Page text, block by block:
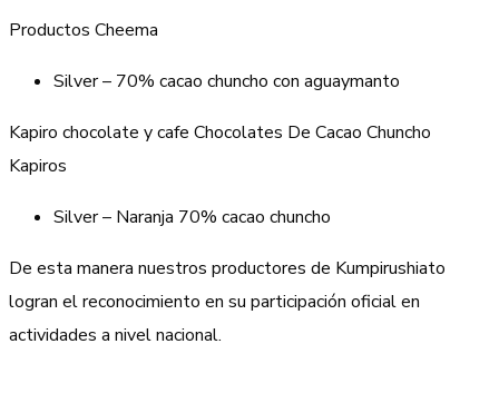
Productos Cheema
Silver – 70% cacao chuncho con aguaymanto
Kapiro chocolate y cafe Chocolates De Cacao Chuncho
Kapiros
Silver – Naranja 70% cacao chuncho
De esta manera nuestros productores de Kumpirushiato
logran el reconocimiento en su participación oficial en
actividades a nivel nacional.